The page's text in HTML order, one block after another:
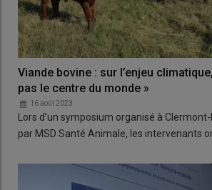
Viande bovine : sur l’enjeu climatique,
pas le centre du monde »
16 août 2023
Lors d’un symposium organisé à
par MSD Santé Animale, les intervenants